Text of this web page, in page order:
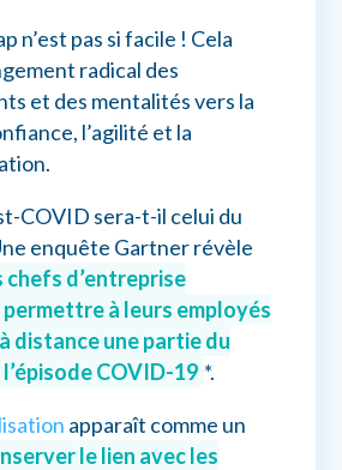
n’est pas si facile ! Cela
radical des
et des mentalités vers la
l’agilité et la
COVID sera-t-il celui du
enquête Gartner révèle
chefs d’entreprise
à leurs employés
distance une partie du
COVID-19 *.
apparaît comme un
le lien avec les